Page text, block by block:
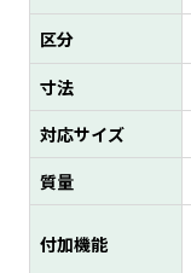
区分
寸法
対応サイズ
質量
付加機能